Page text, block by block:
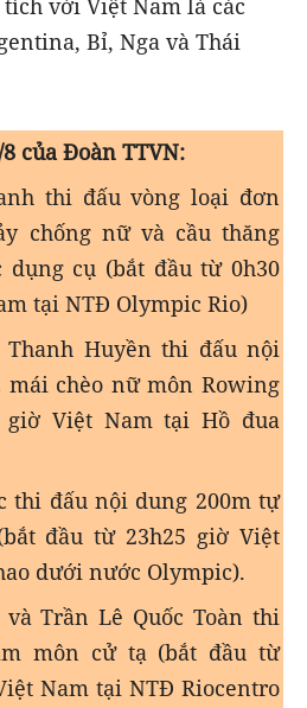
tích với Việt Nam là các
Bỉ, Nga và Thái
của Đoàn TTVN:
thi đấu vòng loại đơn
chống nữ và cầu thăng
dụng cụ (bắt đầu từ 0h30
tại NTĐ Olympic Rio)
Huyền thi đấu nội
chèo nữ môn Rowing
giờ Việt Nam tại Hồ đua
thi đấu nội dung 200m tự
đầu từ 23h25 giờ Việt
dưới nước Olympic).
Trần Lê Quốc Toàn thi
môn cử tạ (bắt đầu từ
Nam tại NTĐ Riocentro